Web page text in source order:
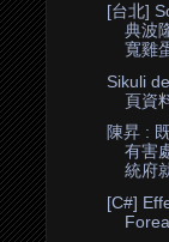
[台北]
典波
寬雞
Sikuli
頁資
陳昇 :
有害
統府
[C#]